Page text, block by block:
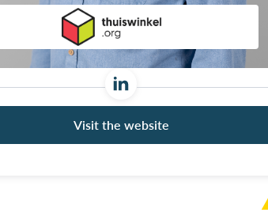
Visit the website